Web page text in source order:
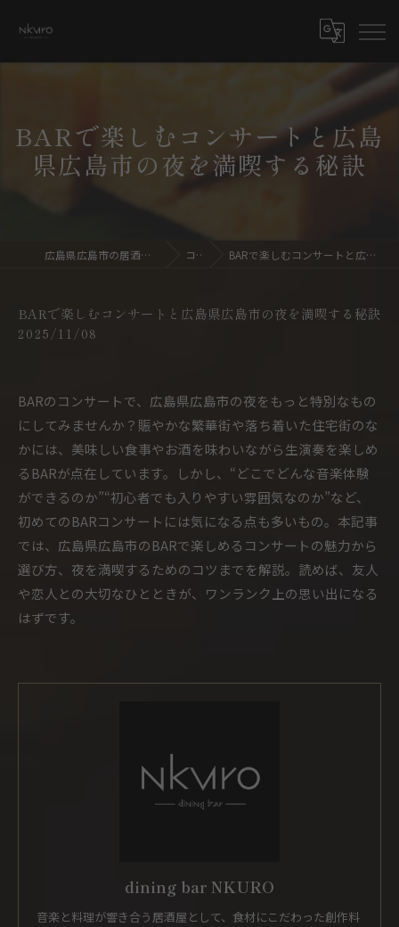
BARで楽しむコンサートと広島
県広島市の夜を満喫する秘訣
広島県広島市の居酒屋ならdining bar NKURO コラム BARで楽しむコンサートと広島県広島市の夜を満喫する秘訣
BARで楽しむコンサートと広島県広島市の夜を満喫する秘訣
2025/11/08
BARのコンサートで、広島県広島市の夜をもっと特別なもの
にしてみませんか？賑やかな繁華街や落ち着いた住宅街のな
かには、美味しい食事やお酒を味わいながら生演奏を楽しめ
るBARが点在しています。しかし、“どこでどんな音楽体験
ができるのか”“初心者でも入りやすい雰囲気なのか”など、
初めてのBARコンサートには気になる点も多いもの。本記事
では、広島県広島市のBARで楽しめるコンサートの魅力から
選び方、夜を満喫するためのコツまでを解説。読めば、友人
や恋人との大切なひとときが、ワンランク上の思い出になる
はずです。
dining bar NKURO
音楽と料理が響き合う居酒屋として、食材にこだわった創作料